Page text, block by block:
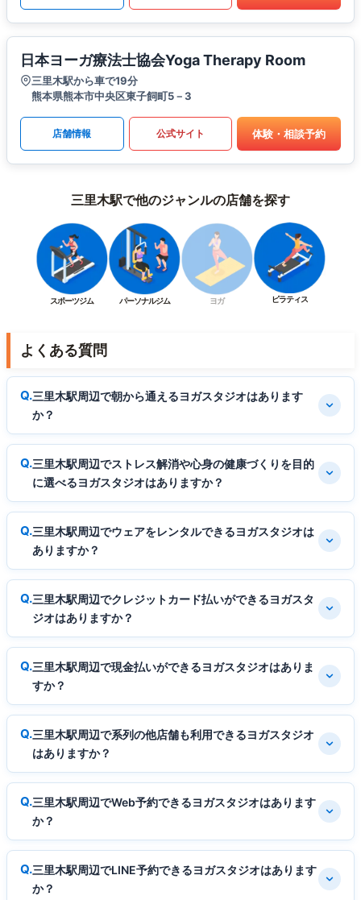
日本ヨーガ療法士協会Yoga Therapy Room
三里木駅から車で19分
熊本県熊本市中央区東子飼町5－3
店舗情報 公式サイト 体験・相談予約
三里木駅で他のジャンルの店舗を探す
スポーツジム パーソナルジム ヨガ ピラティス
よくある質問
三里木駅周辺で朝から通えるヨガスタジオはあります
か？
三里木駅周辺でストレス解消や心身の健康づくりを目的
に選べるヨガスタジオはありますか？
三里木駅周辺でウェアをレンタルできるヨガスタジオは
ありますか？
三里木駅周辺でクレジットカード払いができるヨガスタ
ジオはありますか？
三里木駅周辺で現金払いができるヨガスタジオはありま
すか？
三里木駅周辺で系列の他店舗も利用できるヨガスタジオ
はありますか？
三里木駅周辺でWeb予約できるヨガスタジオはあります
か？
三里木駅周辺でLINE予約できるヨガスタジオはあります
か？